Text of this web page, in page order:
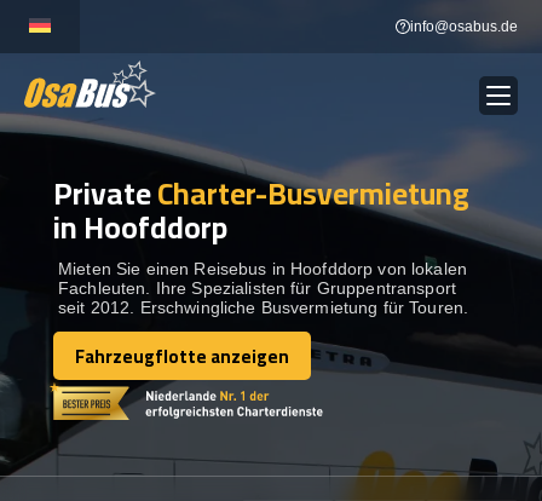
content
info@osabus.de
BUSVERMIETUNG Show dropdown
REISEZIELE Show dropdown
FLOTTE
KONTAKTIEREN SIE UNS
KONTAKTIEREN SIE UNS
PrivateCharter-Busvermietung
in Hoofddorp
Mieten Sie einen Reisebus in Hoofddorp von lokalen
Fachleuten. Ihre Spezialisten für Gruppentransport
seit 2012. Erschwingliche Busvermietung für Touren.
Fahrzeugflotte anzeigen
Fahrzeugflotte anzeigen